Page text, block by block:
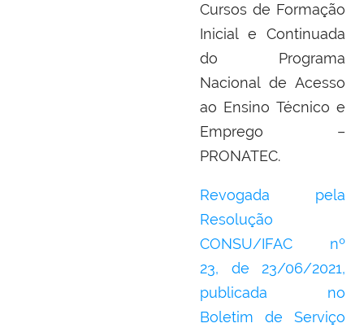
Cursos de Formação
Inicial e Continuada
do Programa
Nacional de Acesso
ao Ensino Técnico e
Emprego –
PRONATEC.
Revogada pela
Resolução
CONSU/IFAC nº
23,
de 23/06/2021,
publicada no
Boletim de Serviço